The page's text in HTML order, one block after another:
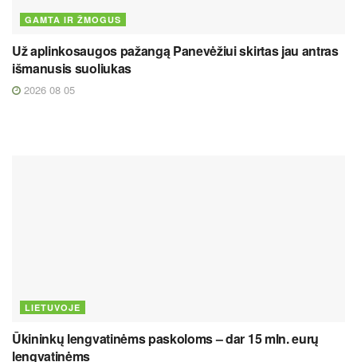
GAMTA IR ŽMOGUS
Už aplinkosaugos pažangą Panevėžiui skirtas jau antras
išmanusis suoliukas
2026 08 05
LIETUVOJE
Ūkininkų lengvatinėms paskoloms – dar 15 mln. eurų
lengvatinėms